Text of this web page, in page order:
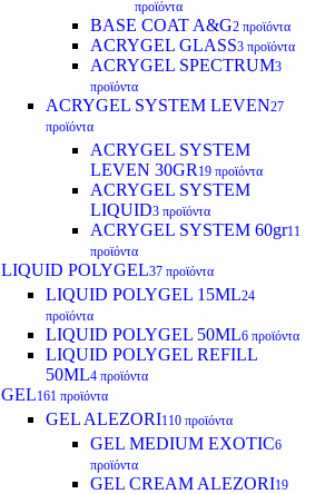
προϊόντα
BASE COAT A&G2 προϊόντα
ACRYGEL GLASS3 προϊόντα
ACRYGEL SPECTRUM3
προϊόντα
ACRYGEL SYSTEM LEVEN27
προϊόντα
ACRYGEL SYSTEM
LEVEN 30GR 19 προϊόντα
ACRYGEL SYSTEM
LIQUID3 προϊόντα
ACRYGEL SYSTEM 60gr11
προϊόντα
LIQUID POLYGEL37 προϊόντα
LIQUID POLYGEL 15ML24
προϊόντα
LIQUID POLYGEL 50ML6 προϊόντα
LIQUID POLYGEL REFILL
50ML4 προϊόντα
GEL161 προϊόντα
GEL ALEZORI110 προϊόντα
GEL MEDIUM EXOTIC6
προϊόντα
GEL CREAM ALEZORI19